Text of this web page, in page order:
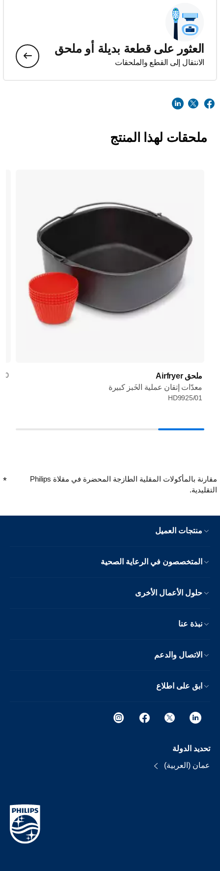
العثور على قطعة بديلة أو ملحق
الانتقال إلى القطع والملحقات
ملحقات لهذا المنتج
ملحق Airfryer
معدّات إتقان عملية الخَبز كبيرة
HD9925/01
20
مقارنة بالمأكولات المقلية الطازجة المحضرة في مقلاة Philips
التقليدية.
منتجات العميل
المتخصصون في الرعاية الصحية
حلول الأعمال الأخرى
نبذة عنا
الاتصال والدعم
ابق على اطلاع
تحديد الدولة
عمان (العربية)